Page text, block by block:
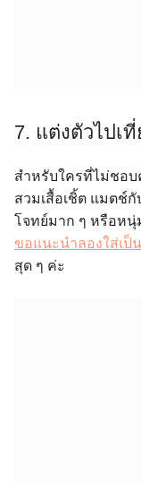
7. แต่งตัวไปเ
สำหรับใครที่ไม่ชอบ
สวมเสื้อเชิ้ต แมตช์กั
โจทย์มาก ๆ หรือหนุ่
ขอแนะนำลองใส่เป็
สุด ๆ ค่ะ